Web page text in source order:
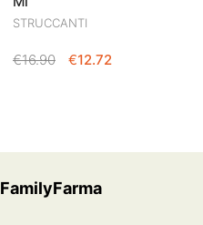
STRUCCANTI
€16.90
IL
€12.72
FamilyFarma